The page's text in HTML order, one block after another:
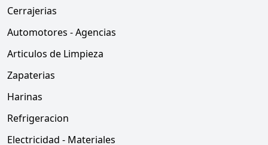
Cerrajerias
Automotores - Agencias
Articulos de Limpieza
Zapaterias
Harinas
Refrigeracion
Electricidad - Materiales